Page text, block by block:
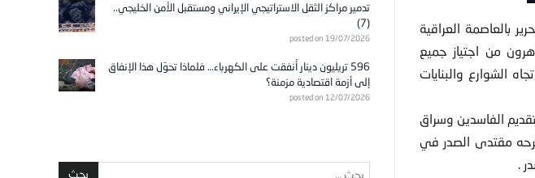
بالعاصمة العراقية
من اجتياز جميع
الشوارع والبنايات
الفاسدين وسراق
مقتدى الصدر في
.
تدمير مراكز الثقل الاستراتيجي الإيراني ومستقبل الأمن الخليجي..
(7)
posted on 19/07/2026
596 تريليون دينار أُنفقت على الكهرباء… فلماذا تحوّل هذا الإنفاق
إلى أزمة اقتصادية مزمنة؟
posted on 12/07/2026